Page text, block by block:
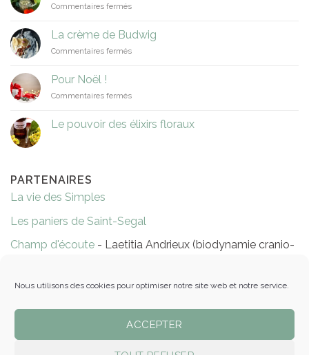
Nous utilisons des cookies pour optimiser notre site web et notre service.
ACCEPTER
Commentaires ferméssur
câpres
de
capucine
La crème de Budwig
Commentaires ferméssur
Budwig
Pour Noël !
Commentaires ferméssur
Noël
!
Le pouvoir des élixirs floraux
PARTENAIRES
La vie des Simples
Les paniers de Saint-Segal
Champ d'écoute - Laetitia Andrieux (biodynamie cranio-
Réflexologie Evelyne Niort
Les massages de Ty Gwen
Épicerie Les pots éthiques - Pleyben